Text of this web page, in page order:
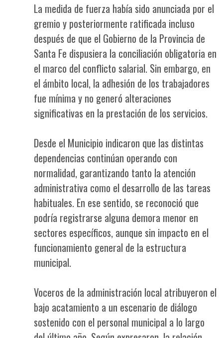
La medida de fuerza había sido anunciada por el
gremio y posteriormente ratificada incluso
después de que el Gobierno de la Provincia de
Santa Fe dispusiera la conciliación obligatoria en
el marco del conflicto salarial. Sin embargo, en
el ámbito local, la adhesión de los trabajadores
fue mínima y no generó alteraciones
significativas en la prestación de los servicios.
Desde el Municipio indicaron que las distintas
dependencias continúan operando con
normalidad, garantizando tanto la atención
administrativa como el desarrollo de las tareas
habituales. En ese sentido, se reconoció que
podría registrarse alguna demora menor en
sectores específicos, aunque sin impacto en el
funcionamiento general de la estructura
municipal.
Voceros de la administración local atribuyeron el
bajo acatamiento a un escenario de diálogo
sostenido con el personal municipal a lo largo